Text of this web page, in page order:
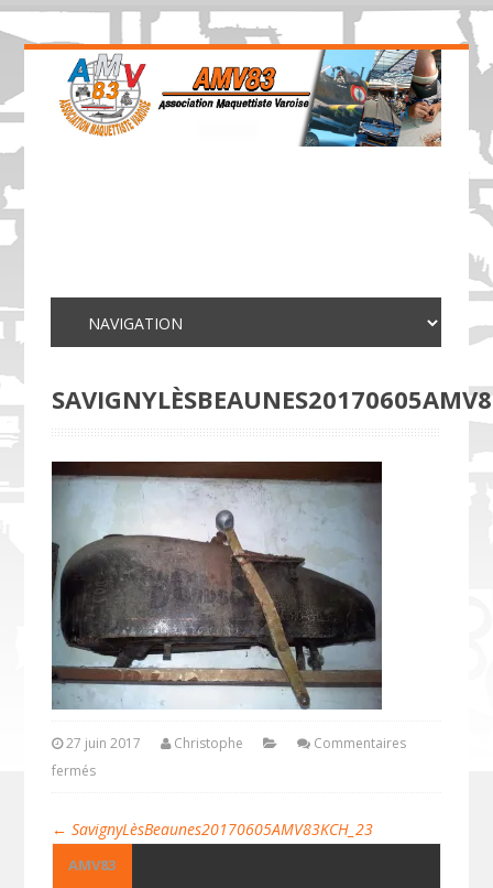
27 juin 2017 Christophe
Commentaires
fermés
← SavignyLèsBeaunes20170605AMV83KCH_23
AMV83